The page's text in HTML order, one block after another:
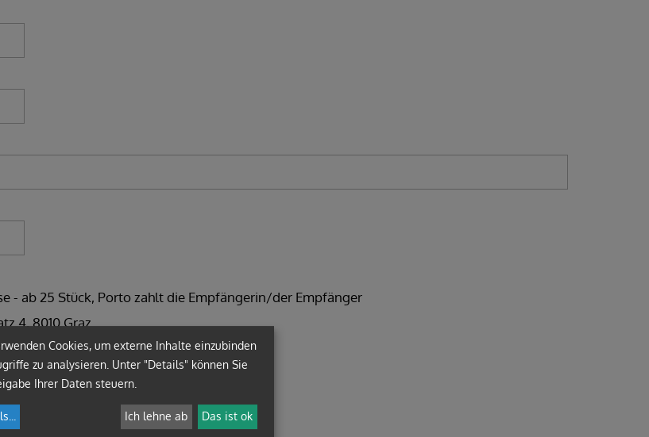
- ab 25 Stück, Porto zahlt die Empfängerin/der Empfänger
4, 8010 Graz
Bürgergasse 2, 8010 Graz
Cookies, um externe Inhalte einzubinden
zu analysieren. Unter "Details" können Sie
Ihrer Daten steuern.
Ich lehne ab Das ist ok